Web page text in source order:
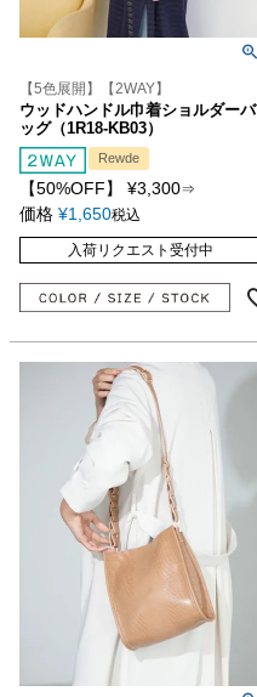
【5色展開】【2WAY】
ウッドハンドル巾着ショルダーバ
ッグ（1R18-KB03）
Rewde
【50%OFF】 ¥3,300⇒
価格 ¥1,650税込
入荷リクエスト受付中